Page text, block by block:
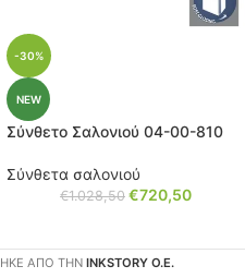
-30%
NEW
Σύνθετο Σαλονιού 04-00-810
Σύνθετα σαλονιού
€1.028,50 €720,50
ΑΠΟ ΤΗΝ INKSTORY Ο.Ε.